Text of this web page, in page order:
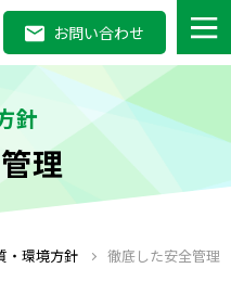
お問い合わせ
針
理
・環境方針 徹底した安全管理